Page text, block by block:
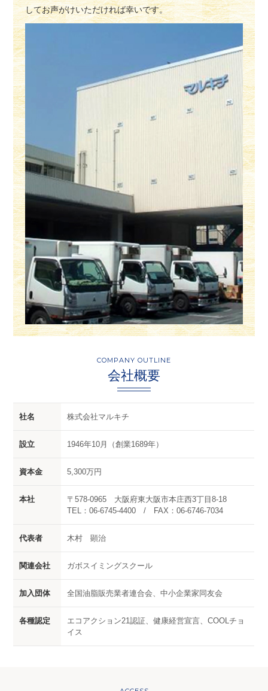
してお声がけいただければ幸いです。
COMPANY OUTLINE
会社概要
社名 株式会社マルキチ
設立 1946年10月（創業1689年）
資本金 5,300万円
本社
〒578-0965 大阪府東大阪市本庄西3丁目8-18
TEL：06-6745-4400 / FAX：06-6746-7034
代表者 木村 顕治
関連会社 ガボスイミングスクール
加入団体 全国油脂販売業者連合会、中小企業家同友会
各種認定
エコアクション21認証、健康経営宣言、COOLチョ
イス